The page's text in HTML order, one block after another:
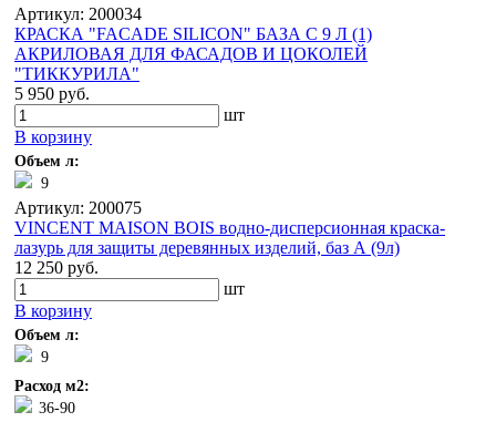
Артикул: 200034
КРАСКА "FACADE SILICON" БАЗА С 9 Л (1)
АКРИЛОВАЯ ДЛЯ ФАСАДОВ И ЦОКОЛЕЙ
"ТИККУРИЛА"
5 950 руб.
шт
В корзину
Объем л:
9
Артикул: 200075
VINCENT MAISON BOIS водно-дисперсионная краска-
лазурь для защиты деревянных изделий, баз А (9л)
12 250 руб.
шт
В корзину
Объем л:
9
Расход м2:
36-90